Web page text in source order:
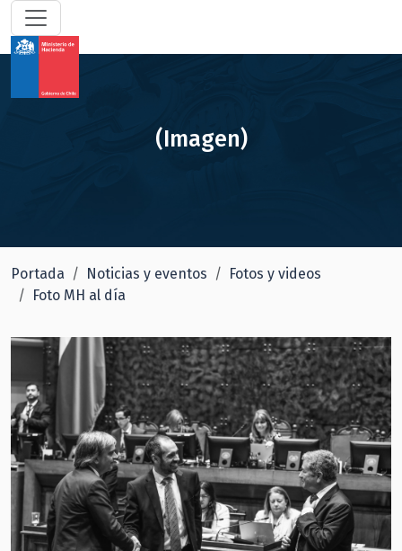
(Imagen)
Portada Noticias y eventos
Fotos y videos
Foto MH al día